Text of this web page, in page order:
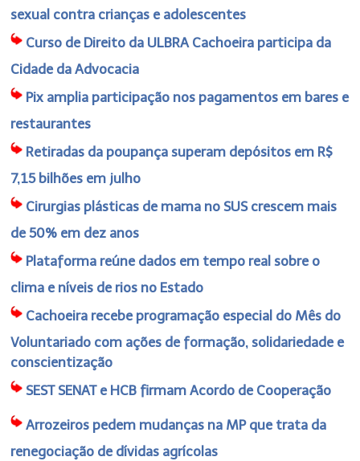
sexual contra crianças e adolescentes
Curso de Direito da ULBRA Cachoeira participa da
Cidade da Advocacia
Pix amplia participação nos pagamentos em bares e
restaurantes
Retiradas da poupança superam depósitos em R$
7,15 bilhões em julho
Cirurgias plásticas de mama no SUS crescem mais
de 50% em dez anos
Plataforma reúne dados em tempo real sobre o
clima e níveis de rios no Estado
Cachoeira recebe programação especial do Mês do
Voluntariado com ações de formação, solidariedade e
conscientização
SEST SENAT e HCB firmam Acordo de Cooperação
Arrozeiros pedem mudanças na MP que trata da
renegociação de dívidas agrícolas